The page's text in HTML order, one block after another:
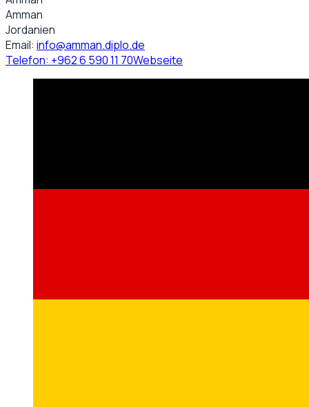
Amman
Jordanien
Email: info@amman.diplo.de
Telefon: +962 6 590 11 70Webseite